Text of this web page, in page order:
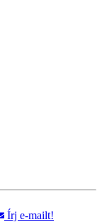
Írj e-mailt!